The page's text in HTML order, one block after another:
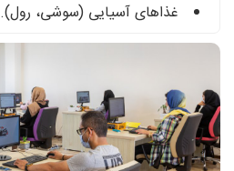
غذاهای آسیایی (سوشی، رول).